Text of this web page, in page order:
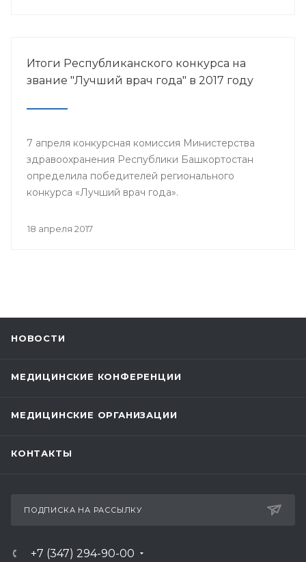
Итоги Республиканского конкурса на
звание "Лучший врач года" в 2017 году
7 апреля конкурсная комиссия Министерства
здравоохранения Республики Башкортостан
определила победителей регионального
конкурса «Лучший врач года».
18 апреля 2017
НОВОСТИ
МЕДИЦИНСКИЕ КОНФЕРЕНЦИИ
МЕДИЦИНСКИЕ ОРГАНИЗАЦИИ
КОНТАКТЫ
ПОДПИСКА НА РАССЫЛКУ
+7 (347) 294-90-00